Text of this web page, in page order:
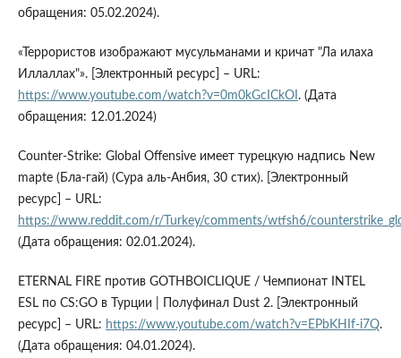
обращения: 05.02.2024).
«Террористов изображают мусульманами и кричат "Ла илаха
Иллаллах"». [Электронный ресурс] – URL:
https://www.youtube.com/watch?v=0m0kGcICkOI . (Дата
обращения: 12.01.2024)
Counter-Strike: Global Offensive имеет турецкую надпись New
mapte (Бла-гай) (Сура аль-Анбия, 30 стих). [Электронный
ресурс] – URL:
https://www.reddit.com/r/Turkey/comments/wtfsh6/
(Дата обращения: 02.01.2024).
ETERNAL FIRE против GOTHBOICLIQUE / Чемпионат INTEL
ESL по CS:GO в Турции | Полуфинал Dust 2. [Электронный
ресурс] – URL: https://www.youtube.com/watch?v=EPbKHIf-i7Q.
(Дата обращения: 04.01.2024).